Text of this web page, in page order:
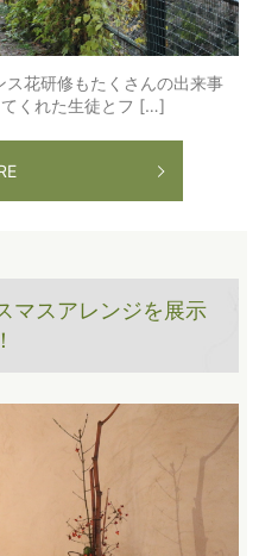
花研修もたくさんの出来事
くれた生徒とフ […]
マスアレンジを展示